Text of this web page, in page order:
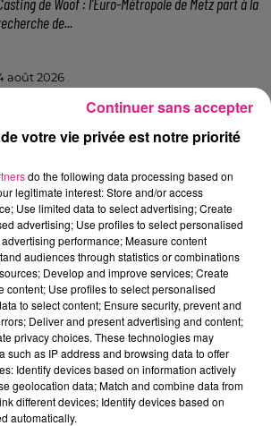
de...
août 2026
: Gauthier Hein quitte le FC Metz pour l'OGC
: le lac de Madine reporte son feu d’artifice
août 2026
Solaire du 12 août : où voir ce phénomène en
?
juillet 2026
de Noël solidaires : la ville de Metz lance un
à...
votre vie privée est notre priorité
do the following data processing based on
legitimate interest: Store and/or access
Use limited data to select advertising; Create
advertising; Use profiles to select personalised
performance; Measure content
audiences through statistics or combinations
Develop and improve services; Create
content; Use profiles to select personalised
to select content; Ensure security, prevent and
Deliver and present advertising and content;
privacy choices. These technologies may
such as IP address and browsing data to offer
Identify devices based on information actively
geolocation data; Match and combine data from
different devices; Identify devices based on
automatically.
Continuer sans accepter